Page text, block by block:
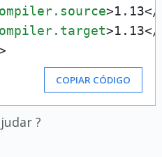
>1.13</
>1.13</
COPIAR CÓDIGO
?